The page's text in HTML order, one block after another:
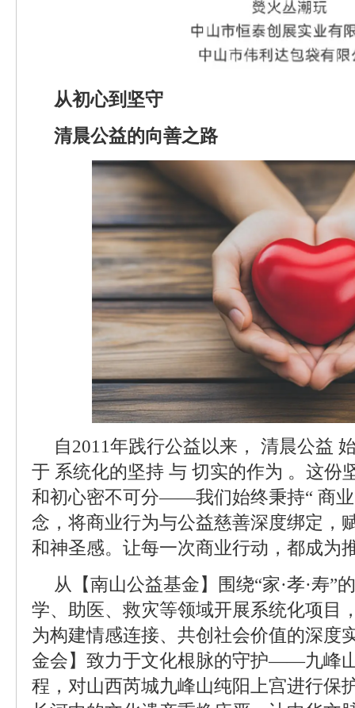
从初心到坚守
清晨公益的向善之路
自2011年践行公益以来， 清晨公益
于 系统化的坚持 与 切实的作为 。这份
和初心密不可分——我们始终秉持“ 商
念，将商业行为与公益慈善深度绑定，
和神圣感。让每一次商业行动，都成为
从【南山公益基金】围绕“家·孝·寿”
学、助医、救灾等领域开展系统化项目
为构建情感连接、共创社会价值的深度
金会】致力于文化根脉的守护——九峰
程，对山西芮城九峰山纯阳上宫进行保